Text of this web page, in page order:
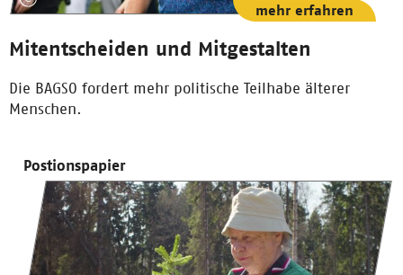
Mitentscheiden und Mitgestalten
Die BAGSO fordert mehr politische Teilhabe älterer
Menschen.
mehr erfahren
Postionspapier